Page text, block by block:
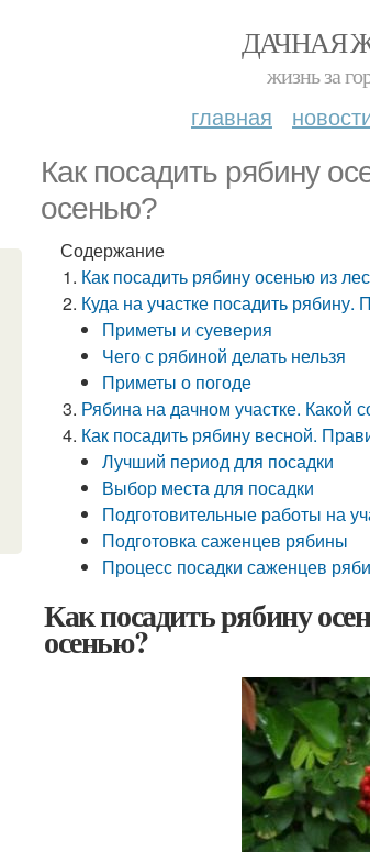
ДАЧНАЯ
жизнь за
главная
Как посадить рябину
осенью?
Содержание
Как посадить рябину осенью из
Куда на участке посадить
Приметы и суеверия
Чего с рябиной делать нельзя
Приметы о погоде
Рябина на дачном участке. Какой
Как посадить рябину весной.
Лучший период для посадки
Выбор места для посадки
Подготовительные работы на
Подготовка саженцев рябины
Процесс посадки саженцев
Как посадить рябину
осенью?